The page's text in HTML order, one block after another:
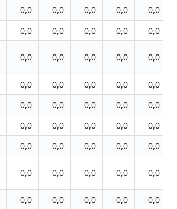
0,0 0,0 0,0 0,0
0,0
0,0 0,0 0,0 0,0
0,0
0,0 0,0 0,0 0,0 0,0
0,0 0,0 0,0 0,0
0,0
0,0 0,0 0,0 0,0
0,0
0,0 0,0 0,0 0,0
0,0
0,0 0,0 0,0 0,0
0,0
0,0 0,0 0,0 0,0 0,0
0,0 0,0 0,0 0,0
0,0